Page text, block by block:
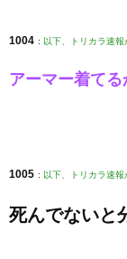
1004 : 以下、トリカラ速
アーマー着て
1005 : 以下、トリカラ速
死んでないと